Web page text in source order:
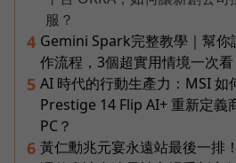
服？
4 Gemini Spark完整教學｜幫
作流程，3個超實用情境一次看
5 AI 時代的行動生產力：MSI 如
Prestige 14 Flip AI+ 重新定義
PC？
6 黃仁勳兆元宴永遠站最後一排